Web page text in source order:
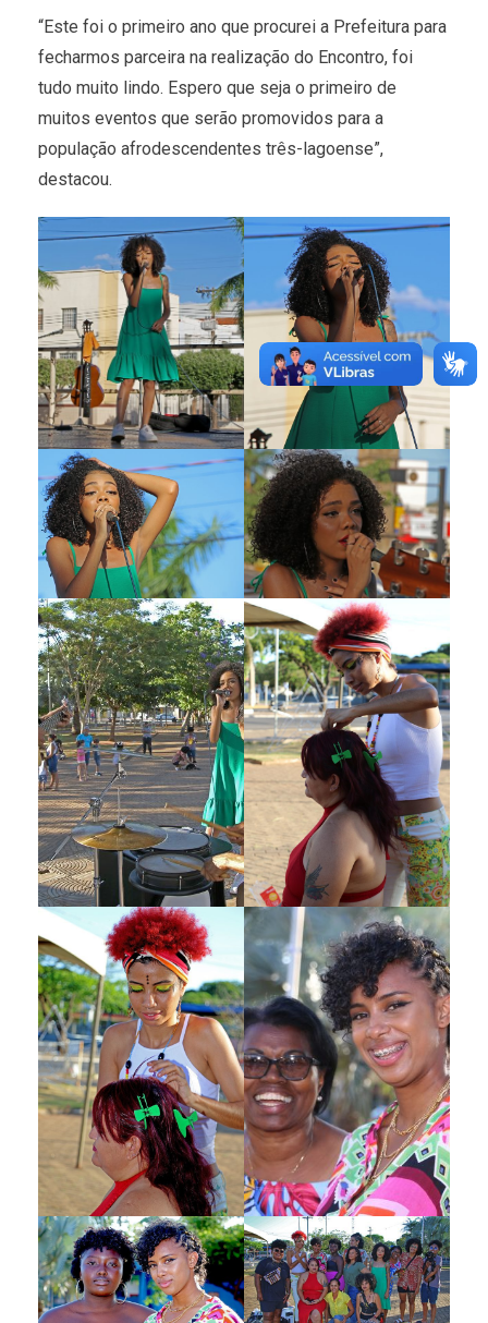
“Este foi o primeiro ano que procurei a Prefeitura para
fecharmos parceira na realização do Encontro, foi
tudo muito lindo. Espero que seja o primeiro de
muitos eventos que serão promovidos para a
população afrodescendentes três-lagoense”,
destacou.